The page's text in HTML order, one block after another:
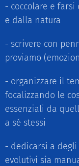
- coccolare e
e dalla natura
- scrivere con
proviamo
- organizzare il
focalizzando le
essenziali da
a sé stessi
- dedicarsi a
evolutivi sia